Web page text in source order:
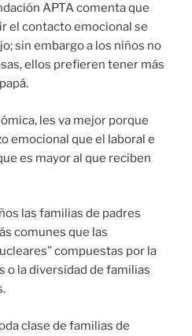
APTA comenta que
el contacto emocional se
sin embargoa los niños no
ellos prefieren tener más
les va mejor porque
emocional que el laboral e
es mayor al que reciben
las familias de padres
comunes que las
compuestas por la
o la diversidad de familias
clase de familias de